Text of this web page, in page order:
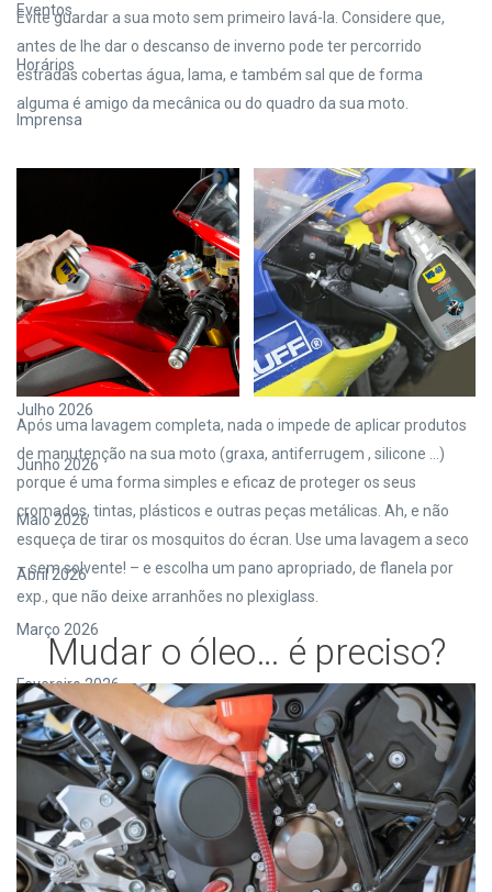
Evite guardar a sua moto sem primeiro lavá-la. Considere que,
antes de lhe dar o descanso de inverno pode ter percorrido
estradas cobertas água, lama, e também sal que de forma
alguma é amigo da mecânica ou do quadro da sua moto.
Após uma lavagem completa, nada o impede de aplicar produtos
de manutenção na sua moto (graxa, antiferrugem , silicone …)
porque é uma forma simples e eficaz de proteger os seus
cromados, tintas, plásticos e outras peças metálicas. Ah, e não
esqueça de tirar os mosquitos do écran. Use uma lavagem a seco
– sem solvente! – e escolha um pano apropriado, de flanela por
exp., que não deixe arranhões no plexiglass.
Mudar o óleo… é preciso?
Eventos
Horários
Imprensa
Serviços
Arquivo
Julho 2026
Junho 2026
Maio 2026
Abril 2026
Março 2026
Fevereiro 2026
Janeiro 2026
Dezembro 2025
Novembro 2025